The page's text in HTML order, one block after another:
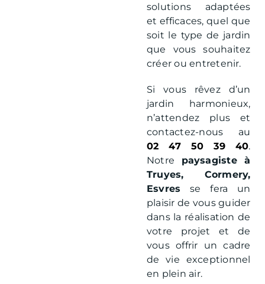
solutions adaptées
et efficaces, quel que
soit le type de jardin
que vous souhaitez
créer ou entretenir.
Si vous rêvez d’un
jardin harmonieux,
n’attendez plus et
contactez-nous au
02 47 50 39 40.
Notre paysagiste à
Truyes, Cormery,
Esvres se fera un
plaisir de vous guider
dans la réalisation de
votre projet et de
vous offrir un cadre
de vie exceptionnel
en plein air.